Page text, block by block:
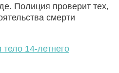
Полиция проверит тех,
смерти
14-летнего